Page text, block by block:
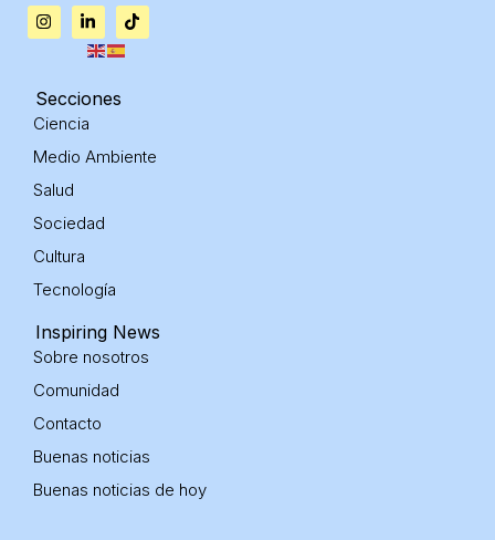
I
n
s
g
r
a
L
i
n
k
d
i
n
i
T
i
k
Secciones
Ciencia
Medio Ambiente
Salud
Sociedad
Cultura
Tecnología
Inspiring News
Sobre nosotros
Comunidad
Contacto
Buenas noticias
Buenas noticias de hoy